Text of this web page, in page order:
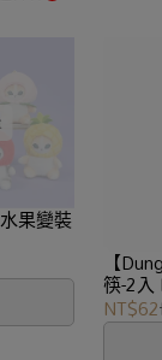
果變裝
【
筷-2
NT$62